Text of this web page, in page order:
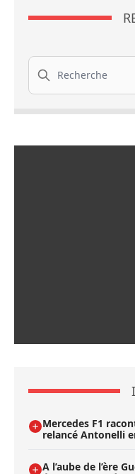
Recherche
Mercedes F1
relancé Antonelli
A l’aube de l’ère